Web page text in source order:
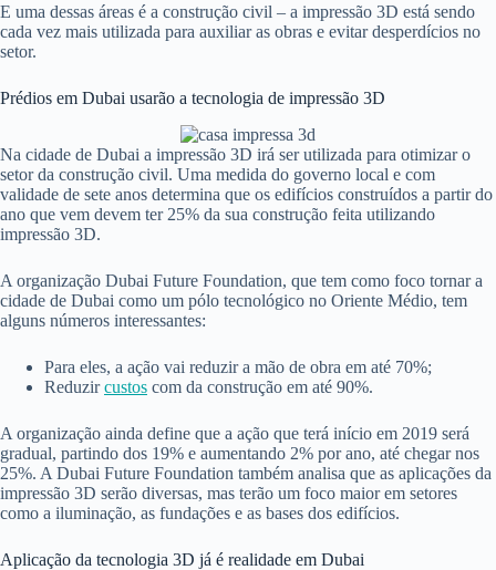
E uma dessas áreas é a construção civil – a impressão 3D está sendo
cada vez mais utilizada para auxiliar as obras e evitar desperdícios no
setor.
Prédios em Dubai usarão a tecnologia de impressão 3D
Na cidade de Dubai a impressão 3D irá ser utilizada para otimizar o
setor da construção civil. Uma medida do governo local e com
validade de sete anos determina que os edifícios construídos a partir do
ano que vem devem ter 25% da sua construção feita utilizando
impressão 3D.
A organização Dubai Future Foundation, que tem como foco tornar a
cidade de Dubai como um pólo tecnológico no Oriente Médio, tem
alguns números interessantes:
Para eles, a ação vai reduzir a mão de obra em até 70%;
Reduzircustos com da construção em até 90%.
A organização ainda define que a ação que terá início em 2019 será
gradual, partindo dos 19% e aumentando 2% por ano, até chegar nos
25%. A Dubai Future Foundation também analisa que as aplicações da
impressão 3D serão diversas, mas terão um foco maior em setores
como a iluminação, as fundações e as bases dos edifícios.
Aplicação da tecnologia 3D já é realidade em Dubai